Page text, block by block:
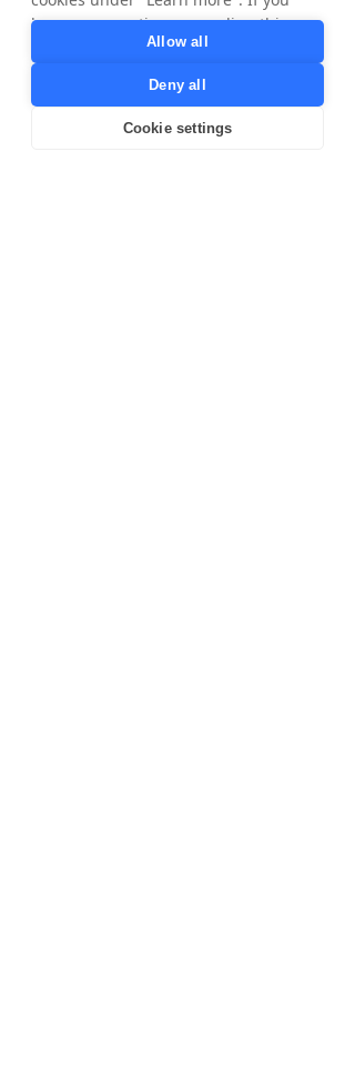
have any questions regarding this,
privacy@tradedoubler.com
dpo@tradedoubler.com
read more about our data processing
Allow all
Deny all
Cookie settings